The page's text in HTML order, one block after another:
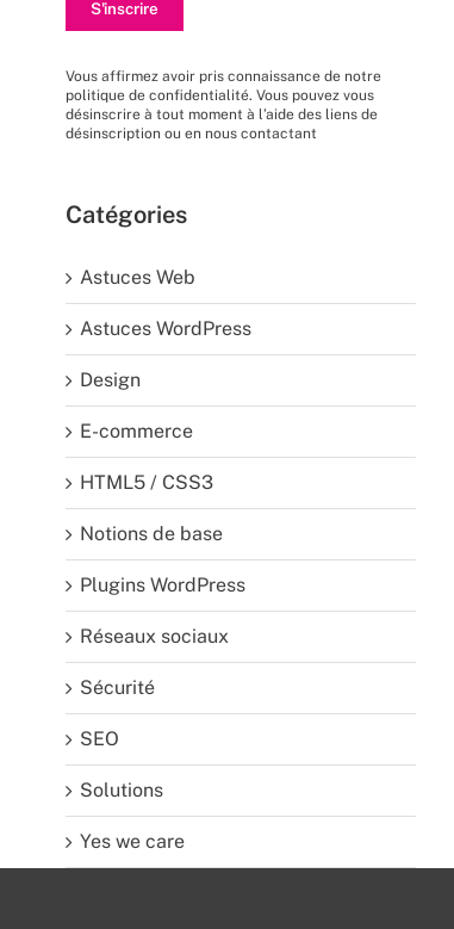
Vous affirmez avoir pris connaissance de notre
politique de confidentialité. Vous pouvez vous
désinscrire à tout moment à l’aide des liens de
désinscription ou en nous contactant
Catégories
Astuces Web
Astuces WordPress
Design
E-commerce
HTML5 / CSS3
Notions de base
Plugins WordPress
Réseaux sociaux
Sécurité
SEO
Solutions
Yes we care